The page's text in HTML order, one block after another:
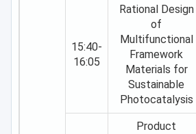
15:40-
16:05
Rational Design
of
Multifunctional
Framework
Materials for
Sustainable
Photocatalysis
Product